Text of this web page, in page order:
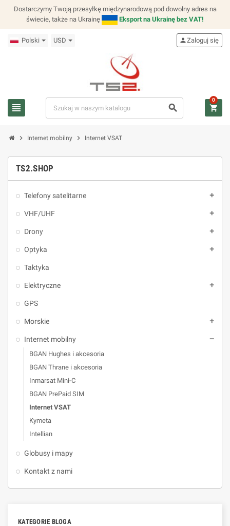
Dostarczymy Twoją przesyłkę międzynarodową pod dowolny adres na
świecie, także na Ukrainę
Eksport na Ukrainę bez VAT!
Polski USD
view_headline search
personZaloguj się
shopping_cart
0
chevron_right Internet mobilny chevron_right Internet VSAT
TS2.SHOP
Telefony satelitarne add
VHF/UHF add
Drony add
Optyka add
Taktyka
Elektryczne add
GPS
Morskie add
Internet mobilny remove
BGAN Hughes i akcesoria
BGAN Thrane i akcesoria
Inmarsat Mini-C
BGAN PrePaid SIM
Internet VSAT
Kymeta
Intellian
Globusy i mapy
Kontakt z nami
KATEGORIE BLOGA